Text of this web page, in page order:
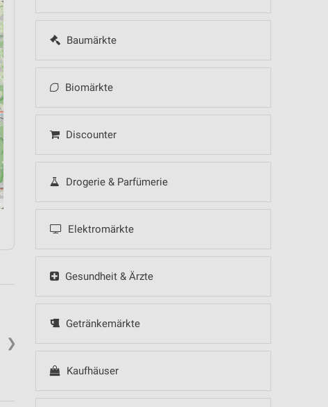
Baumärkte
Biomärkte
Discounter
Drogerie & Parfümerie
Elektromärkte
Gesundheit & Ärzte
Getränkemärkte
Kaufhäuser
❯